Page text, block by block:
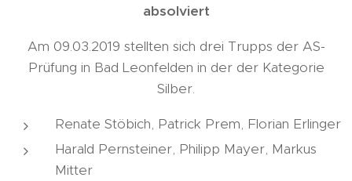
absolviert
Am 09.03.2019 stellten sich drei Trupps der AS-
Prüfung in Bad Leonfelden in der der Kategorie
Silber.
Renate Stöbich, Patrick Prem, Florian Erlinger
Harald Pernsteiner, Philipp Mayer, Markus
Mitter